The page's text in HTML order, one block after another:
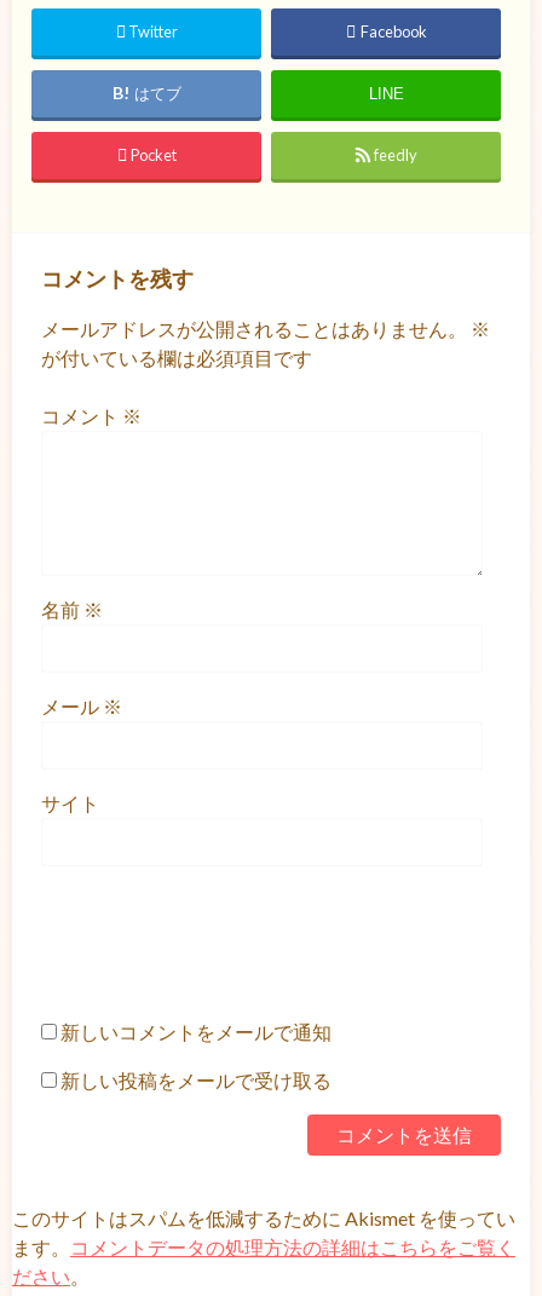
Twitter Facebook
はてブ LINE
Pocket feedly
コメントを残す
メールアドレスが公開されることはありません。
※
が付いている欄は必須項目です
コメント ※
名前 ※
メール ※
サイト
新しいコメントをメールで通知
新しい投稿をメールで受け取る
このサイトはスパムを低減するために Akismet を使ってい
ます。
コメントデータの処理方法の詳細はこちらをご覧く
ださい。